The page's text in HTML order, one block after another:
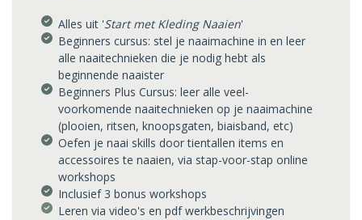
Alles uit 'Start met Kleding Naaien'
Beginners cursus: stel je naaimachine in en leer
alle naaitechnieken die je nodig hebt als
beginnende naaister
Beginners Plus Cursus: leer alle veel-
voorkomende naaitechnieken op je naaimachine
(plooien, ritsen, knoopsgaten, biaisband, etc)
Oefen je naai skills door tientallen items en
accessoires te naaien, via stap-voor-stap online
workshops
Inclusief 3 bonus workshops
Leren via video's en pdf werkbeschrijvingen